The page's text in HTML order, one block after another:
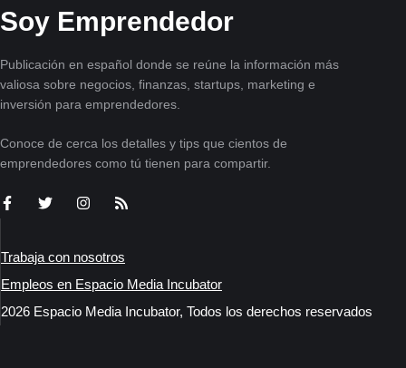
Soy Emprendedor
Publicación en español donde se reúne la información más
valiosa sobre negocios, finanzas, startups, marketing e
inversión para emprendedores.
Conoce de cerca los detalles y tips que cientos de
emprendedores como tú tienen para compartir.
Trabaja con nosotros
Empleos en Espacio Media Incubator
2026 Espacio Media Incubator, Todos los derechos reservados